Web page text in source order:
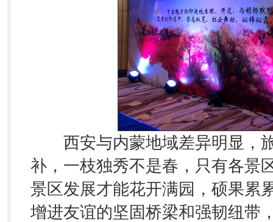
西安与内蒙地域差异明显，
补，一枝独秀不是春，只有各景
景区发展才能花开满园，硕果累
增进友谊的坚固桥梁和强韧纽带